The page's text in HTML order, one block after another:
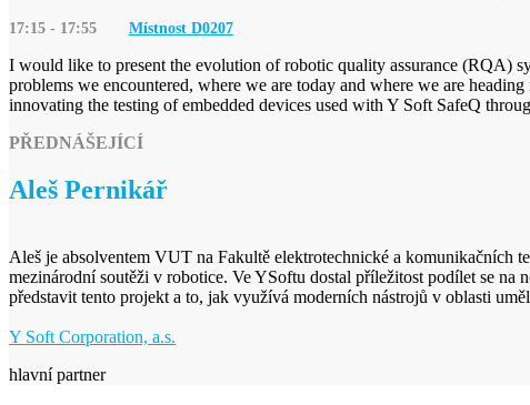
17:15 - 17:55 Místnost D0207
I would like to present the evolution of robotic quality assurance (RQA)
problems we encountered, where we are today and where we are
innovating the testing of embedded devices used with Y Soft SafeQ
PŘEDNÁŠEJÍCÍ
Aleš Pernikář
Aleš je absolventem VUT na Fakultě elektrotechnické a komunikačních
mezinárodní soutěži v robotice. Ve YSoftu dostal příležitost podílet se
představit tento projekt a to, jak využívá moderních nástrojů v oblasti
Y Soft Corporation, a.s.
hlavní partner